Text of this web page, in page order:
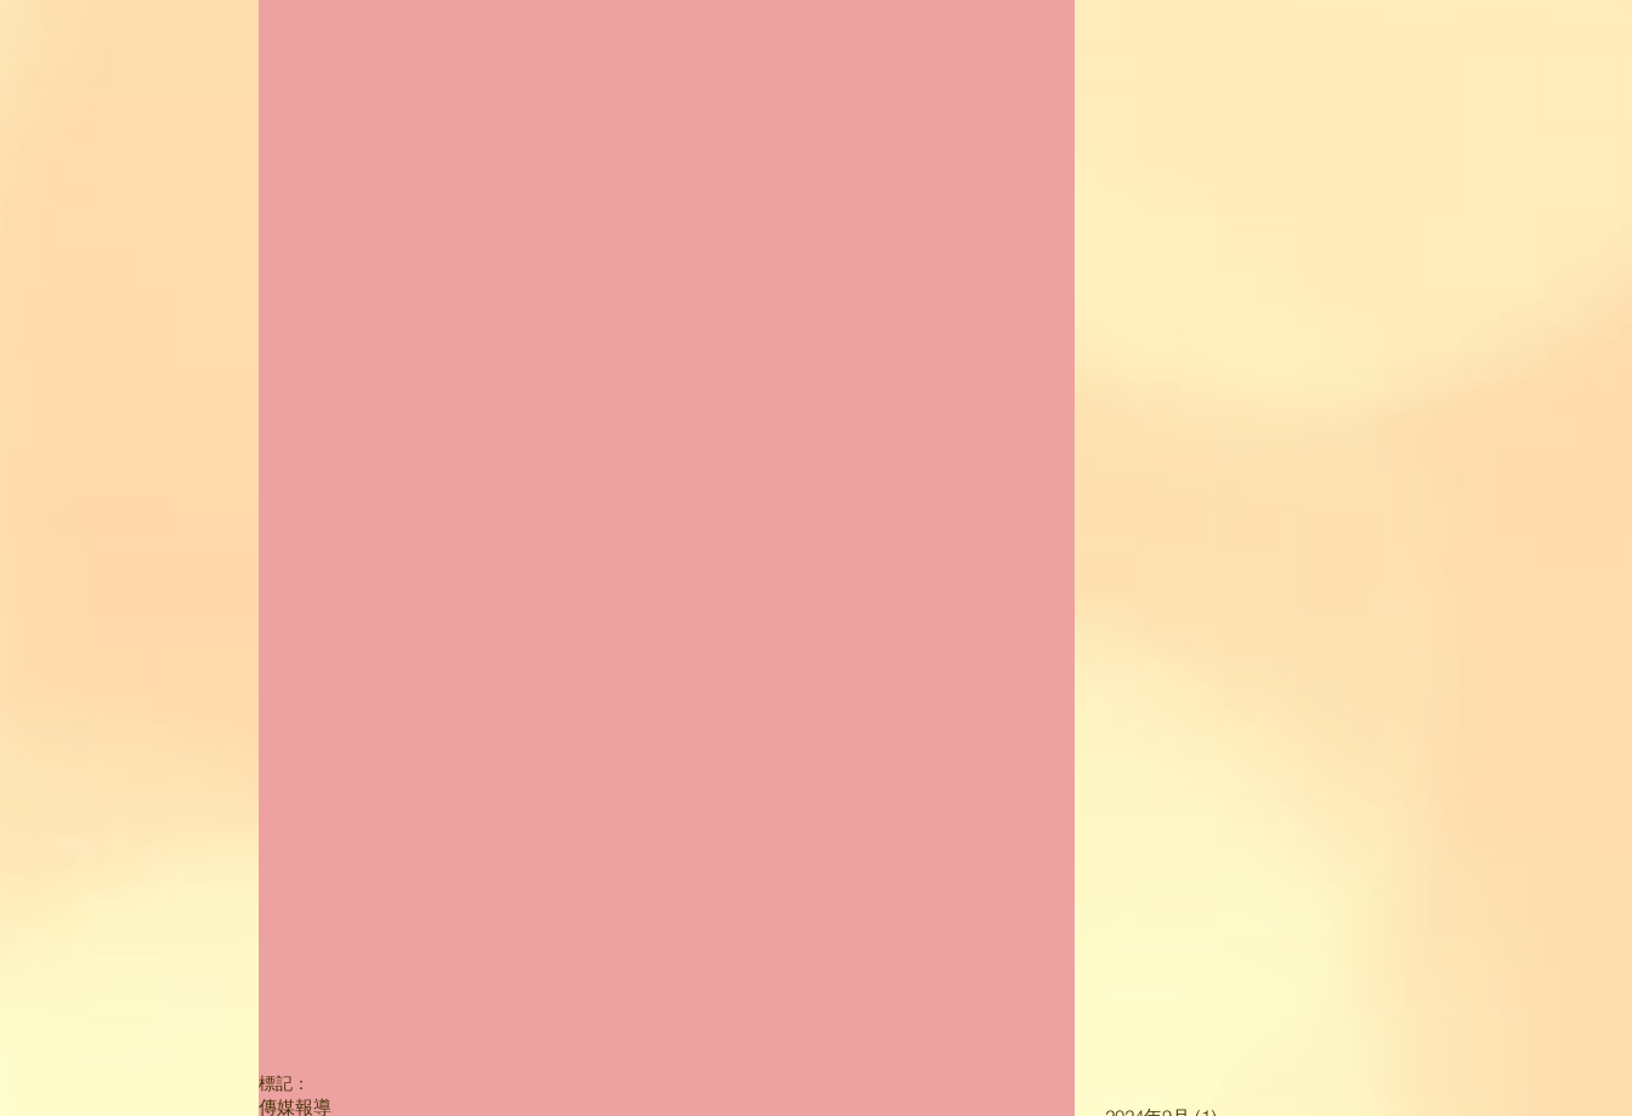
標記：
傳媒報導